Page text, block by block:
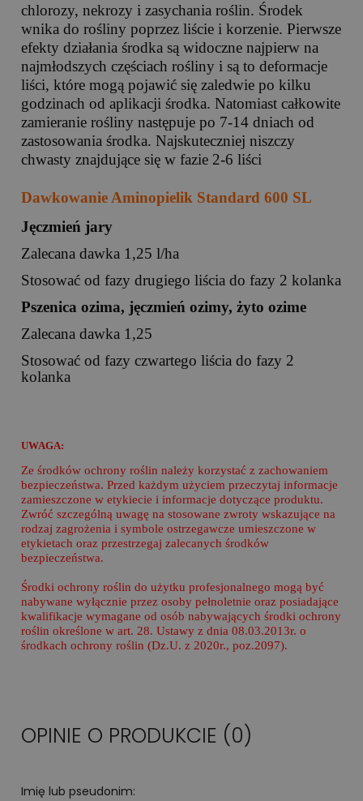
chlorozy, nekrozy i zasychania roślin. Środek
wnika do rośliny poprzez liście i korzenie. Pierwsze
efekty działania środka są widoczne najpierw na
najmłodszych częściach rośliny i są to deformacje
liści, które mogą pojawić się zaledwie po kilku
godzinach od aplikacji środka. Natomiast całkowite
zamieranie rośliny następuje po 7-14 dniach od
zastosowania środka. Najskuteczniej niszczy
chwasty znajdujące się w fazie 2-6 liści
Dawkowanie Aminopielik Standard 600 SL
Jęczmień jary
Zalecana dawka 1,25 l/ha
Stosować od fazy drugiego liścia do fazy 2 kolanka
Pszenica ozima, jęczmień ozimy, żyto ozime
Zalecana dawka 1,25
Stosować od fazy czwartego liścia do fazy 2
kolanka
UWAGA:
Ze środków ochrony roślin należy korzystać z zachowaniem
bezpieczeństwa. Przed każdym użyciem przeczytaj informacje
zamieszczone w etykiecie i informacje dotyczące produktu.
Zwróć szczególną uwagę na stosowane zwroty wskazujące na
rodzaj zagrożenia i symbole ostrzegawcze umieszczone w
etykietach oraz przestrzegaj zalecanych środków
bezpieczeństwa.
Środki ochrony roślin do użytku profesjonalnego mogą być
nabywane wyłącznie przez osoby pełnoletnie oraz posiadające
kwalifikacje wymagane od osób nabywających środki ochrony
roślin określone w art. 28. Ustawy z dnia 08.03.2013r. o
środkach ochrony roślin (Dz.U. z 2020r., poz.2097).
OPINIE O PRODUKCIE (0)
Imię lub pseudonim: